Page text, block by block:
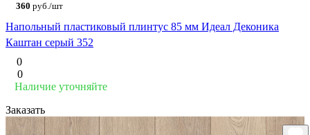
360 руб./шт
Напольный пластиковый плинтус 85 мм Идеал Деконика
Каштан серый 352
0
0
Наличие уточняйте
Заказать